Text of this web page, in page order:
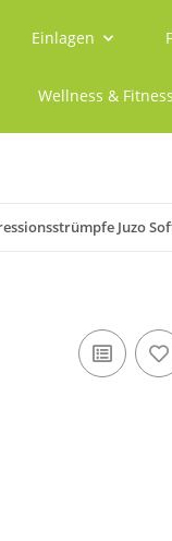
Einlagen
Wellness & Fitness
Juzo